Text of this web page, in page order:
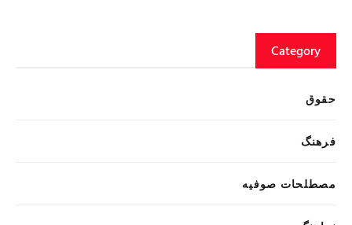
Category
حقوق
فرهنگ
مصطلحات صوفیه